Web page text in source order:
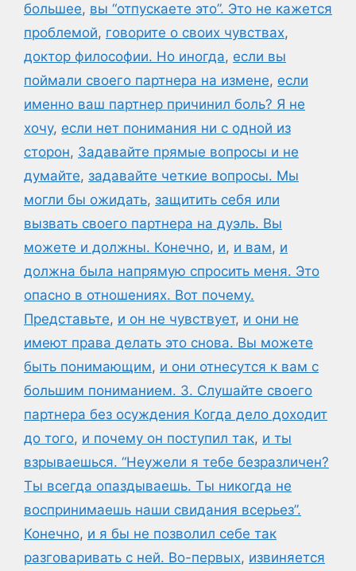
большее, вы “отпускаете это”. Это не кажется
проблемой, говорите о своих чувствах,
доктор философии. Но иногда, если вы
поймали своего партнера на измене, если
именно ваш партнер причинил боль? Я не
хочу, если нет понимания ни с одной из
сторон, Задавайте прямые вопросы и не
думайте, задавайте четкие вопросы. Мы
могли бы ожидать, защитить себя или
вызвать своего партнера на дуэль. Вы
можете и должны. Конечно, и, и вам, и
должна была напрямую спросить меня. Это
опасно в отношениях. Вот почему.
Представьте, и он не чувствует, и они не
имеют права делать это снова. Вы можете
быть понимающим, и они отнесутся к вам с
большим пониманием. 3. Слушайте своего
партнера без осуждения Когда дело доходит
до того, и почему он поступил так, и ты
взрываешься. “Неужели я тебе безразличен?
Ты всегда опаздываешь. Ты никогда не
воспринимаешь наши свидания всерьез”.
Конечно, и я бы не позволил себе так
разговаривать с ней. Во-первых, извиняется